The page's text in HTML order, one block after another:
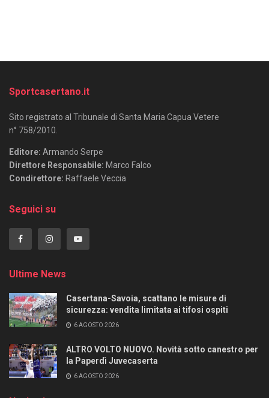
Sportcasertano.it
Sito registrato al Tribunale di Santa Maria Capua Vetere
n° 758/2010.
Editore: Armando Serpe
Direttore Responsabile: Marco Falco
Condirettore: Raffaele Veccia
Seguici su
Ultime News
Casertana-Savoia, scattano le misure di
sicurezza: vendita limitata ai tifosi ospiti
6 AGOSTO 2026
ALTRO VOLTO NUOVO. Novità sotto canestro per
la Paperdì Juvecaserta
6 AGOSTO 2026